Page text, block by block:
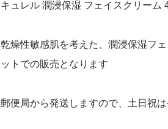
キュレル 潤浸保湿 フェイスクリーム
乾燥性敏感肌を考えた、潤浸保湿フ
ットでの販売となります
郵便局から発送しますので、土日祝